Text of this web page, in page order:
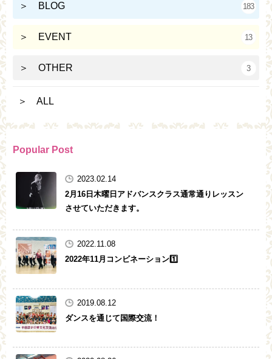
＞ BLOG 183
＞ EVENT 13
＞ OTHER 3
＞ ALL
Popular Post
2023.02.14
2月16日木曜日アドバンスクラス通常通りレッスン
させていただきます。
2022.11.08
2022年11月コンビネーション1️⃣
2019.08.12
ダンスを通じて国際交流！